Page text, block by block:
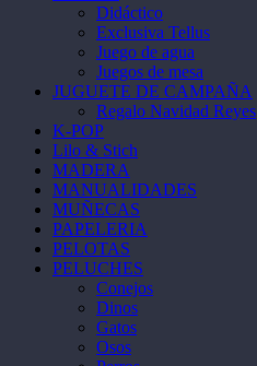
Didáctico
Exclusiva Tellus
Juego de agua
Juegos de mesa
JUGUETE DE CAMPAÑA
Regalo Navidad Reyes
K-POP
Lilo & Stich
MADERA
MANUALIDADES
MUÑECAS
PAPELERIA
PELOTAS
PELUCHES
Conejos
Dinos
Gatos
Osos